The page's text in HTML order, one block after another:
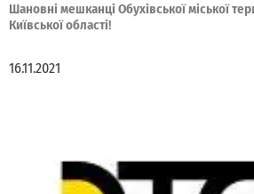
Шановні мешканці Обухівської міської
Київської області!
16.11.2021